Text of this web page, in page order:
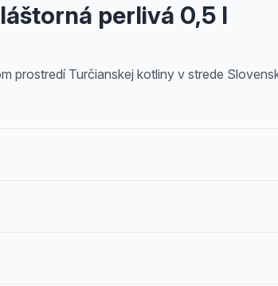
perlivá 0,5 l
prostredí Turčianskej kotliny v strede